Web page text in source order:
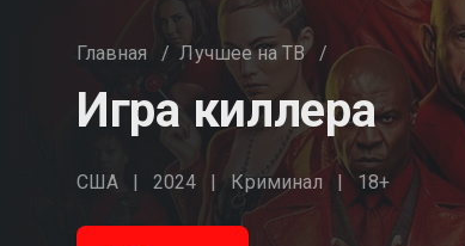
Главная / Лучшее на ТВ /
Игра киллера
США 2024 Криминал 18+